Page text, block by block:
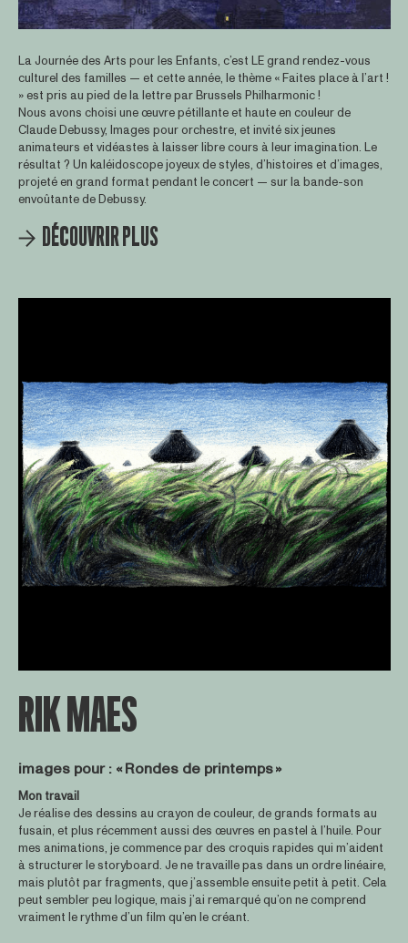
La Journée des Arts pour les Enfants, c’est LE grand rendez-vous
culturel des familles — et cette année, le thème « Faites place à l’art !
» est pris au pied de la lettre par Brussels Philharmonic !
Nous avons choisi une œuvre pétillante et haute en couleur de
Claude Debussy, Images pour orchestre, et invité six jeunes
animateurs et vidéastes à laisser libre cours à leur imagination. Le
résultat ? Un kaléidoscope joyeux de styles, d’histoires et d’images,
projeté en grand format pendant le concert — sur la bande-son
envoûtante de Debussy.
DÉCOUVRIR PLUS
RIK MAES
images pour : « Rondes de printemps »
Mon travail
Je réalise des dessins au crayon de couleur, de grands formats au
fusain, et plus récemment aussi des œuvres en pastel à l’huile. Pour
mes animations, je commence par des croquis rapides qui m’aident
à structurer le storyboard. Je ne travaille pas dans un ordre linéaire,
mais plutôt par fragments, que j’assemble ensuite petit à petit. Cela
peut sembler peu logique, mais j’ai remarqué qu’on ne comprend
vraiment le rythme d’un film qu’en le créant.